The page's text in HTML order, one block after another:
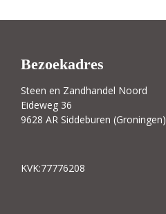
Bezoekadres
Steen en Zandhandel Noord
Eideweg 36
9628 AR Siddeburen (Groningen)
KVK:77776208